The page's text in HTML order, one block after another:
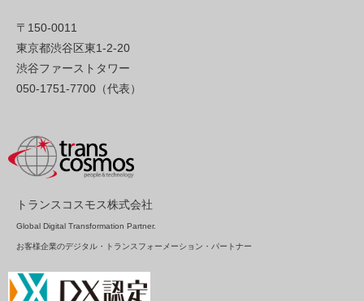
〒150-0011
東京都渋谷区東1-2-20
渋谷ファーストタワー
050-1751-7700（代表）
トランスコスモス株式会社
Global Digital Transformation Partner.
お客様企業のデジタル・トランスフォーメーション・パートナー